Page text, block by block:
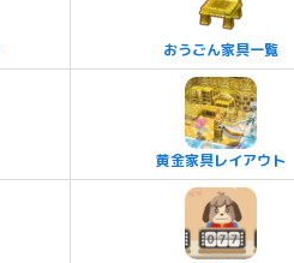
おうごん家具一覧
黄金家具レイアウト